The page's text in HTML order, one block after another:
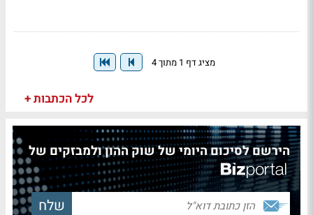
מציג דף 1 מתוך 4
לכל הכתבות +
הירשם לסיכום היומי של שוק ההון ולמבזקים של